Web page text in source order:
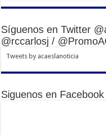
Síguenos en Twitter
@rccarlosj /
Tweets by acaeslanoticia
Siguenos en Facebook